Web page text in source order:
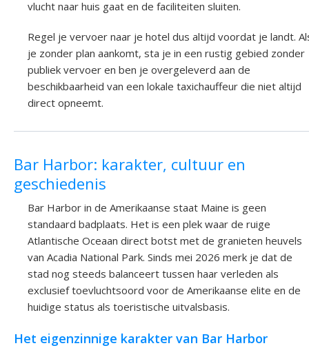
vlucht naar huis gaat en de faciliteiten sluiten.
Regel je vervoer naar je hotel dus altijd voordat je landt.
je zonder plan aankomt, sta je in een rustig gebied zonder
publiek vervoer en ben je overgeleverd aan de
beschikbaarheid van een lokale taxichauffeur die niet altijd
direct opneemt.
Bar Harbor: karakter, cultuur en
geschiedenis
Bar Harbor in de Amerikaanse staat Maine is geen
standaard badplaats. Het is een plek waar de ruige
Atlantische Oceaan direct botst met de granieten heuvels
van Acadia National Park. Sinds mei 2026 merk je dat de
stad nog steeds balanceert tussen haar verleden als
exclusief toevluchtsoord voor de Amerikaanse elite en de
huidige status als toeristische uitvalsbasis.
Het eigenzinnige karakter van Bar Harbor